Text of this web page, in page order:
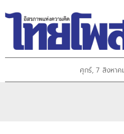
ศุกร์, 7 สิงหา